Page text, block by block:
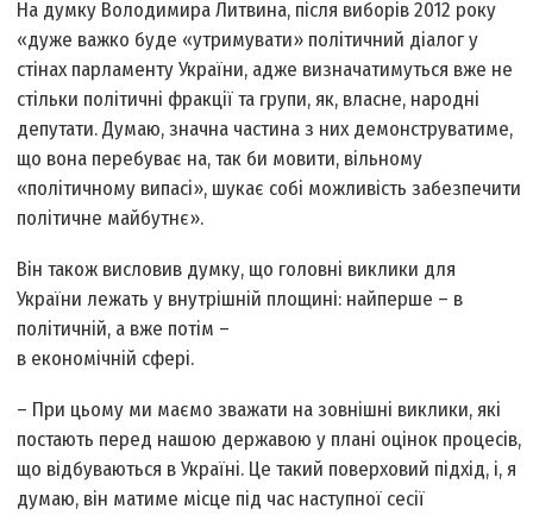
На думку Володимира Литвина, після виборів 2012 року
«дуже важко буде «утримувати» політичний діалог у
стінах парламенту України, адже визначатимуться вже не
стільки політичні фракції та групи, як, власне, народні
депутати. Думаю, значна частина з них демонструватиме,
що вона перебуває на, так би мовити, вільному
«політичному випасі», шукає собі можливість забезпечити
політичне майбутнє».
Він також висловив думку, що головні виклики для
України лежать у внутрішній площині: найперше – в
політичній, а вже потім –
в економічній сфері.
– При цьому ми маємо зважати на зовнішні виклики, які
постають перед нашою державою у плані оцінок процесів,
що відбуваються в Україні. Це такий поверховий підхід, і, я
думаю, він матиме місце під час наступної сесії